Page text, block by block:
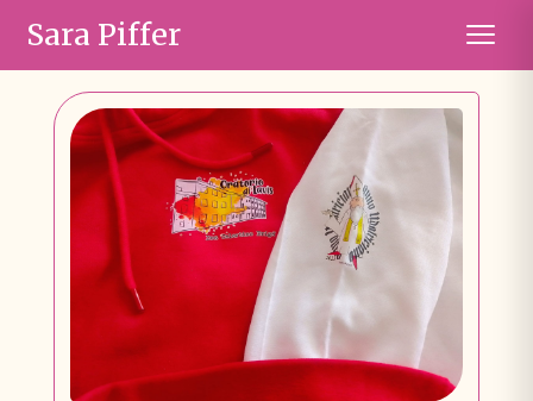
Sara Piffer